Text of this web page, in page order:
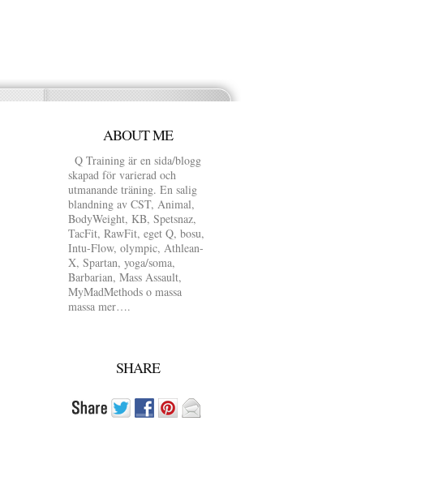
ABOUT ME
Q Training är en sida/blogg
skapad för varierad och
utmanande träning. En salig
blandning av CST, Animal,
BodyWeight, KB, Spetsnaz,
TacFit, RawFit, eget Q, bosu,
Intu-Flow, olympic, Athlean-
X, Spartan, yoga/soma,
Barbarian, Mass Assault,
MyMadMethods o massa
massa mer….
SHARE